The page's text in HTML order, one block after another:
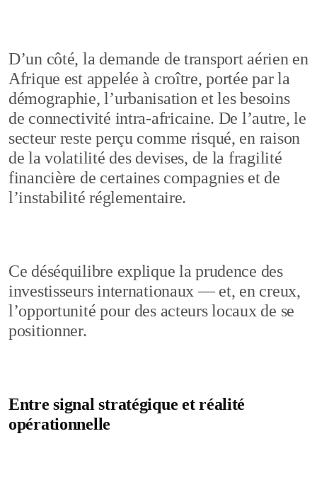
D’un côté, la demande de transport aérien en
Afrique est appelée à croître, portée par la
démographie, l’urbanisation et les besoins
de connectivité intra-africaine. De l’autre, le
secteur reste perçu comme risqué, en raison
de la volatilité des devises, de la fragilité
financière de certaines compagnies et de
l’instabilité réglementaire.
Ce déséquilibre explique la prudence des
investisseurs internationaux — et, en creux,
l’opportunité pour des acteurs locaux de se
positionner.
Entre signal stratégique et réalité
opérationnelle